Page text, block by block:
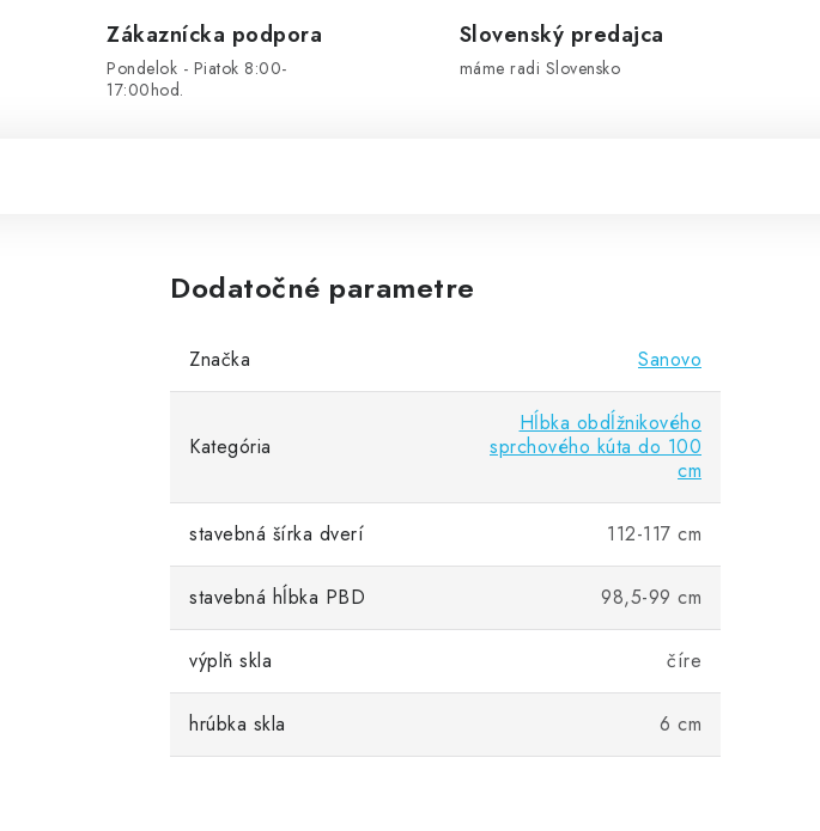
Zákaznícka podpora
Pondelok - Piatok 8:00-
17:00hod.
Slovenský predajca
máme radi Slovensko
Dodatočné parametre
Značka Sanovo
Kategória
Hĺbka obdĺžnikového
sprchového kúta do 100
cm
stavebná šírka dverí 112-117 cm
stavebná hĺbka PBD 98,5-99 cm
výplň skla číre
hrúbka skla 6 cm